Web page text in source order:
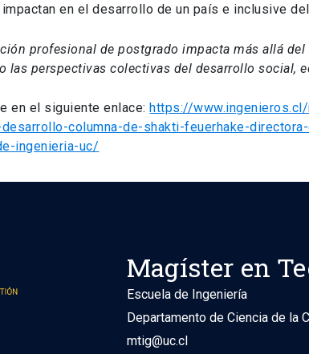
en el desarrollo de un país e inclusive
profesional de postgrado impacta más allá
las perspectivas colectivas del desarrollo social,
en el siguiente enlace: https://
columna-de-shakti-feuerhake-
ingenieria-uc/
Magíster en
Escuela de Ingeniería
Departamento de Ciencia de la
mtig@uc.cl